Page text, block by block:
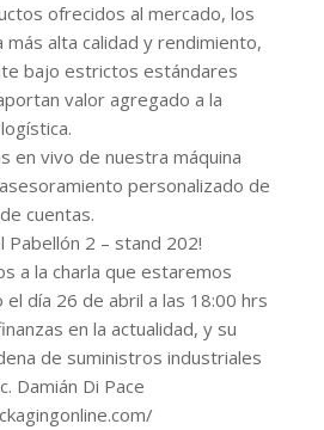
ofrecidos al mercado, los
más alta calidad y rendimiento,
bajo estrictos estándares
valor agregado a la
en vivo de nuestra máquina
personalizado de
cuentas.
Pabellón 2 – stand 202!
a la charla que estaremos
el día 26 de abril a las 18:00 hrs
en la actualidad, y su
de suministros industriales
Damián Di Pace